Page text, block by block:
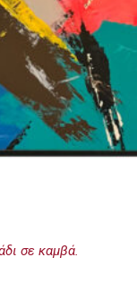
σε καμβά.